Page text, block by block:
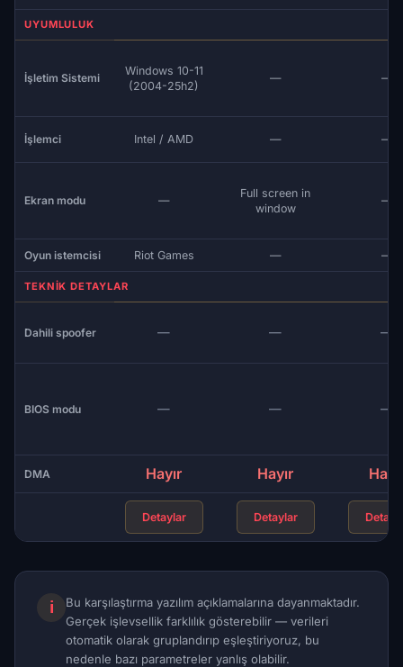
UYUMLULUK
İşletim Sistemi
Windows 10-11
(2004-25h2)
— —
İşlemci Intel / AMD — —
Ekran modu —
Full screen in
window
—
Oyun istemcisi Riot Games — —
TEKNIK DETAYLAR
Dahili spoofer — — —
BIOS modu — — —
DMA Hayır Hayır
Detaylar Detaylar
ℹ
Bu karşılaştırma yazılım açıklamalarına dayanmaktadır.
Gerçek işlevsellik farklılık gösterebilir — verileri
otomatik olarak gruplandırıp eşleştiriyoruz, bu
nedenle bazı parametreler yanlış olabilir.